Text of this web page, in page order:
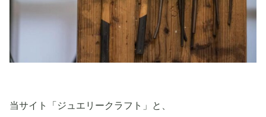
当サイト「ジュエリークラフト」と、